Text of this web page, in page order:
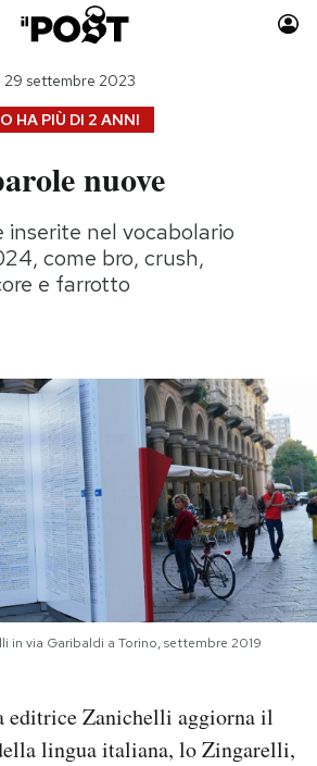
Auto
Moda
Consumismi
Storie/Idee
Altrecose
Mondiali calcio 2026
HA PIÙ DI 2 ANNI
29 settembre 2023
nuove
inserite nel vocabolario
come bro, crush,
e farrotto
in via Garibaldi a Torino, settembre 2019
editrice Zanichelli aggiorna il
lingua italiana, lo Zingarelli,